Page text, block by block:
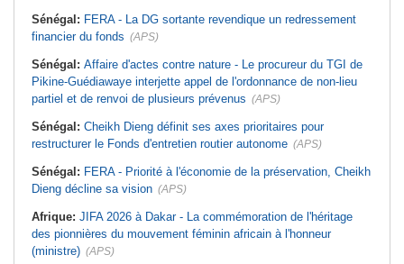
Sénégal: FERA - La DG sortante revendique un redressement
financier du fonds (APS)
Sénégal: Affaire d'actes contre nature - Le procureur du TGI de
Pikine-Guédiawaye interjette appel de l'ordonnance de non-lieu
partiel et de renvoi de plusieurs prévenus (APS)
Sénégal: Cheikh Dieng définit ses axes prioritaires pour
restructurer le Fonds d'entretien routier autonome (APS)
Sénégal: FERA - Priorité à l'économie de la préservation, Cheikh
Dieng décline sa vision (APS)
Afrique: JIFA 2026 à Dakar - La commémoration de l'héritage
des pionnières du mouvement féminin africain à l'honneur
(ministre) (APS)